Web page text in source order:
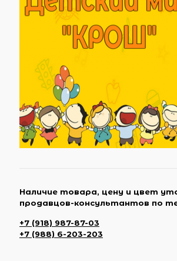
Наличие товара, цену и цвет
продавцов-консультантов по
+7 (918) 987-87-03
+7 (988) 6-203-203